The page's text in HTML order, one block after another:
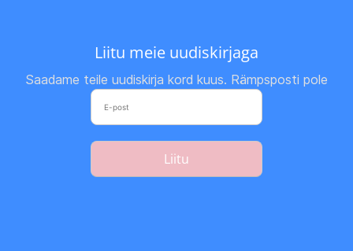
Liitu meie uudiskirjaga
Saadame teile uudiskirja kord kuus. Rämpsposti pole
Liitu